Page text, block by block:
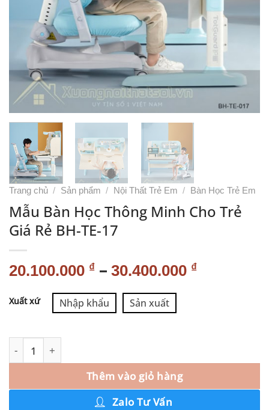
Trang chủ / Sản phẩm / Nội Thất Trẻ Em / Bàn Học Trẻ Em
Mẫu Bàn Học Thông Minh Cho Trẻ
Giá Rẻ BH-TE-17
20.100.000 ₫ – 30.400.000 ₫
Xuất xứ Nhập khẩu Sản xuất
Thêm vào giỏ hàng
Alternative:
Zalo Tư Vấn